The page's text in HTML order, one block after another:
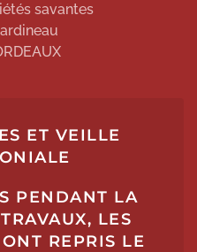
savantes
ET VEILLE
PENDANT LA
LES
REPRIS LE